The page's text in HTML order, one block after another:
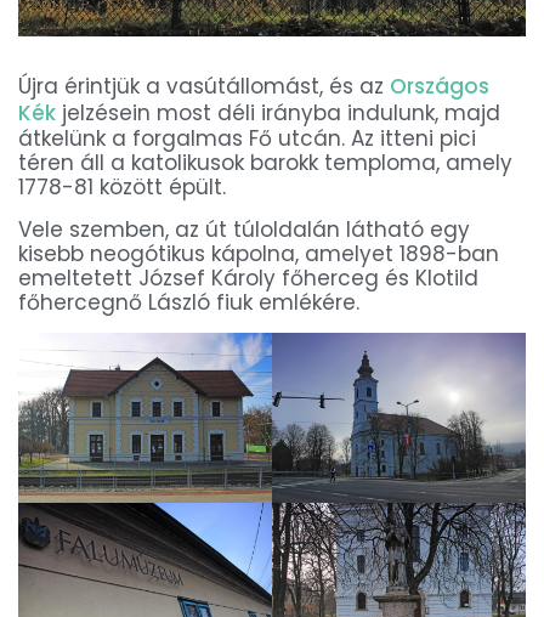
Újra érintjük a vasútállomást, és az Országos
Kék jelzésein most déli irányba indulunk, majd
átkelünk a forgalmas Fő utcán. Az itteni pici
téren áll a katolikusok barokk temploma, amely
1778-81 között épült.
Vele szemben, az út túloldalán látható egy
kisebb neogótikus kápolna, amelyet 1898-ban
emeltetett József Károly főherceg és Klotild
főhercegnő László fiuk emlékére.